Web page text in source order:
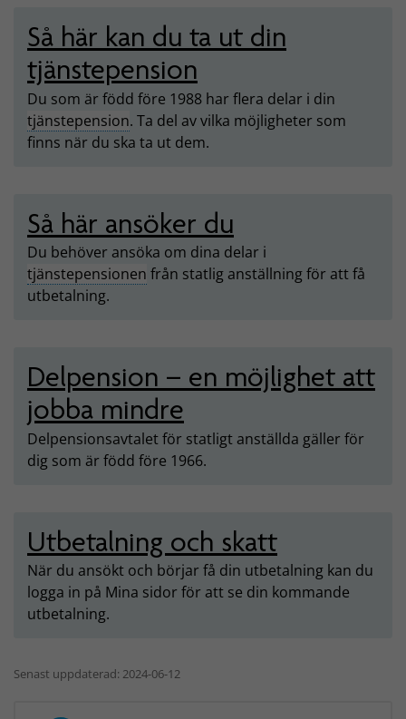
Så här kan du ta ut din
tjänstepension
Du som är född före 1988 har flera delar i din
tjänstepension. Ta del av vilka möjligheter som
finns när du ska ta ut dem.
Så här ansöker du
Du behöver ansöka om dina delar i
tjänstepensionen från statlig anställning för att få
utbetalning.
Delpension – en möjlighet att
jobba mindre
Delpensionsavtalet för statligt anställda gäller för
dig som är född före 1966.
Utbetalning och skatt
När du ansökt och börjar få din utbetalning kan du
logga in på Mina sidor för att se din kommande
utbetalning.
Senast uppdaterad: 2024-06-12